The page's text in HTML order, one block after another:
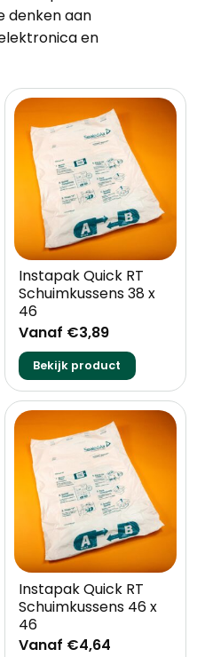
denken aan
en
Instapak Quick RT
Schuimkussens 38 x
46
Vanaf €3,89
Bekijk product
Instapak Quick RT
Schuimkussens 46 x
46
Vanaf €4,64